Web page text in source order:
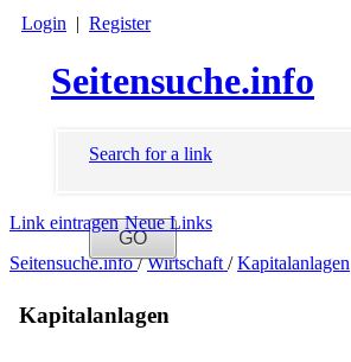
Login | Register
Seitensuche.info
Search for a link
Link eintragen Neue Links
Seitensuche.info/ Wirtschaft/ Kapitalanlagen
Kapitalanlagen